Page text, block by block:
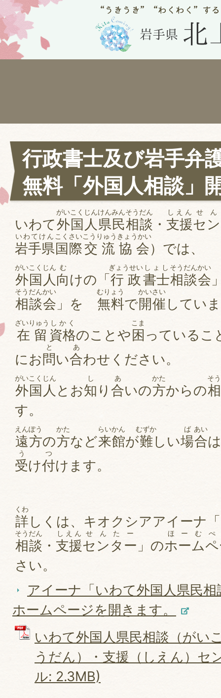
行政書士及び岩手弁
無料「外国人相談」
いわて外国人
がいこくじん
県民
けんみん
相談
そうだん
・ 支援
しえん
セ
せ
岩手県
いわてけん
国際
こくさい
交流
こうりゅう
協会
きょうかい
）では、
外
がい
国
こく
人
じん
向
む
けの「行政
ぎょうせい
書士
しょし
相談会
そうだんかい
相談会
そうだんかい
」を 無料
むりょう
で開催
かいさい
してい
在留
ざいりゅう
資格
しかく
のことや困
こま
っているこ
にお問
と
い合
あ
わせ ください。
外
がい
国
こく
人
じん
とお知
し
り 合
あ
いの方
かた
からの相
そう
す。
遠方
えんぽう
の方
かた
など来館
らいかん
が難
むずか
しい場
ば
合
あい
受
う
け付
つ
けます。
詳
くわ
しくは、キオクシアアイーナ
相談
そうだん
・ 支援
しえん
センター
せんたー
」のホーム
ほーむぺ
さい。
アイーナ「いわて外国人県民
ホームページを開きます。
いわて外国人県民相談（がい
うだん）・支援（しえん）セ
ル: 2.3MB)